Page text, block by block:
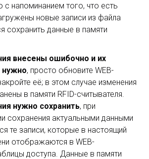
с напоминанием того, что есть
новые записи из файла
сохранить данные в памяти
внесены ошибочно и их
нужно, просто обновите WEB-
её; в этом случае изменения
в памяти RFID-считывателя.
нужно сохранить, при
сохранения актуальными данными
те записи, которые в настоящий
отображаются в WEB-
доступа. Данные в памяти